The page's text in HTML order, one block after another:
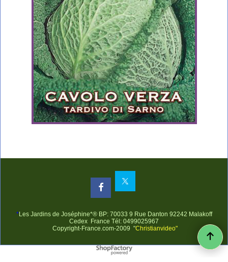
*Les Jardins de Joséphine*® BP: 70033 9 Rue Danton 92242 Malakoff
Cedex France Tél: 0499025967
Copyright-France.com-2009 "Christianvideo"
Boutique en ligne créés avec le logiciel eCommerce ShopFactory